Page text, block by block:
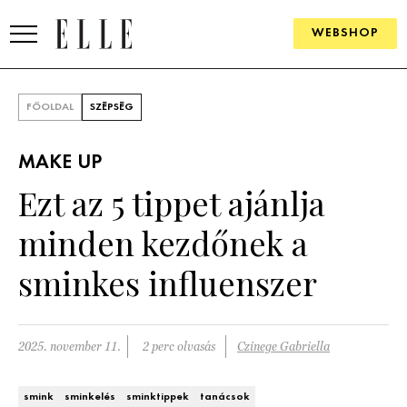
WEBSHOP
SZÉPSÉG
ÉLETMÓD
PÁRKAPCSOLAT
FŐOLDAL SZÉPSÉG
MAKE UP
Ezt az 5 tippet ajánlja
minden kezdőnek a
sminkes influenszer
2025. november 11. 2 perc olvasás Czinege Gabriella
smink sminkelés sminktippek tanácsok